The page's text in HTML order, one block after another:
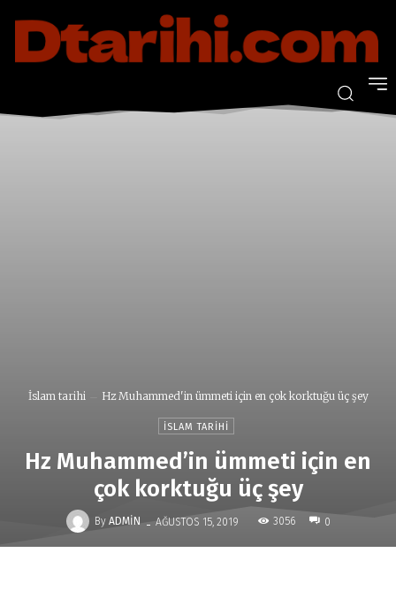
İslam tarihi Hz Muhammed'in ümmeti için en çok korktuğu üç şey
İSLAM TARIHI
Hz Muhammed’in ümmeti için en
çok korktuğu üç şey
By ADMIN - AĞUSTOS 15, 2019 3056 0